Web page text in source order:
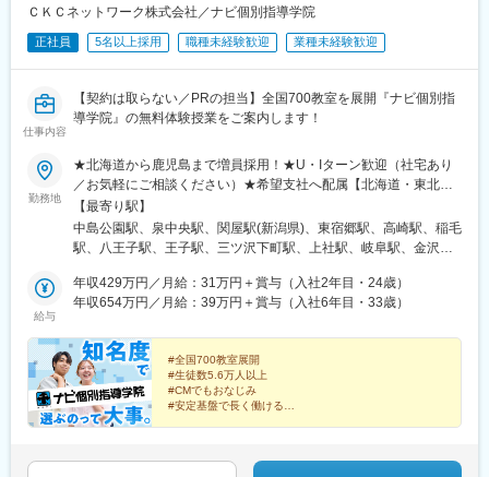
ＣＫＣネットワーク株式会社／ナビ個別指導学院
正社員 5名以上採用 職種未経験歓迎 業種未経験歓迎
仕事内容
【契約は取らない／PRの担当】全国700教室を展開『ナビ個別指
導学院』の無料体験授業をご案内します！
勤務地
★北海道から鹿児島まで増員採用！★U・Iターン歓迎（社宅あり
／お気軽にご相談ください）★希望支社へ配属【北海道・東北】
札幌支社／北海道札幌市仙台支社／宮城県仙台市【関東甲信越】
新潟支社／新潟県新潟市栃木支社／栃木県宇都宮市群馬支社／群
馬県高崎市千葉支社／千葉県千葉市東京支社／東京都北区西東京
名古屋支社／愛知県名古屋市岐阜支社／岐阜県岐阜市金沢支社／
石川県金沢市静岡支社／静岡県静岡市京都支社／京都府京都市大
州】岡山支社／岡山県岡山市広島支社／広島県広島市高松支社／
香川県高松市福岡支社／福岡県福岡市熊本支社／熊本県熊本市鹿
児島支社／鹿児島県鹿児島市※受動喫煙対策あり※リモート・在宅
ではないため、直接「聞きたいことがすぐ聞ける」環境です！★
入社後はグループ会社『株式会社フーレイ』へ在籍出向となりま
ネイチャー体験／家庭教師事業／教材・メソッド
【最寄り駅】
中島公園駅、泉中央駅、関屋駅(新潟県)、東宿郷駅、高崎駅、稲毛
駅、八王子駅、王子駅、三ツ沢下町駅、上社駅、岐阜駅、金沢
前駅、松島二丁目駅、櫛田神社前駅、平成駅、二中通駅、山鼻９
条駅、京王八王子駅、王子駅前駅、反町駅、兵庫駅、広電五日市
都)、神奈川駅、五日市駅、博多駅、武之橋駅
給与
年収429万円／月給：31万円＋賞与（入社2年目・24歳）
年収654万円／月給：39万円＋賞与（入社6年目・33歳）
#全国700教室展開
#生徒数5.6万人以上
#CMでもおなじみ
#安定基盤で長く働ける
『ナビ個別指導学院』の良さをPRするお仕事。